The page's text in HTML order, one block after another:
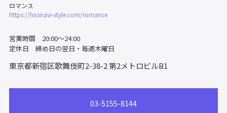
ロマンス
https://hosnavi-style.com/romance
営業時間 20:00～24:00
定休日 締め日の翌日・毎週木曜日
東京都新宿区歌舞伎町2-38-2第2メトロビルB1
03-5155-8144